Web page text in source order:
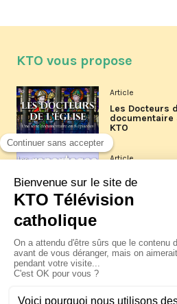
KTO vous propose
Article
Les Docteurs
KTO
Article
Les
La visite
XIV à Assise
jeudi 6 août